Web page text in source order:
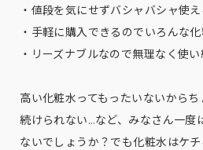
・値段を気にせずバシャバシャ使え
・手軽に購入できるのでいろんな
・リーズナブルなので無理なく使
高い化粧水ってもったいないから
続けられない…など、みなさん一度
ないでしょうか？でも化粧水はケ